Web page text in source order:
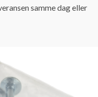
samme dag eller